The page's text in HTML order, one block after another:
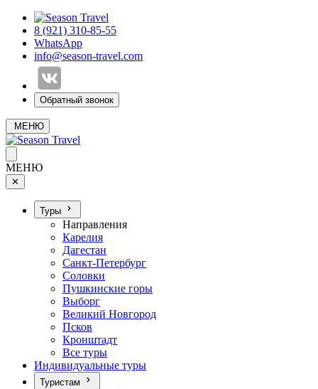
8 (921) 310-85-55
WhatsApp
info@season-travel.com
Обратный звонок
МЕНЮ
МЕНЮ
✕
Туры
Направления
Карелия
Дагестан
Санкт-Петербург
Соловки
Пушкинские горы
Выборг
Великий Новгород
Псков
Кронштадт
Все туры
Индивидуальные туры
Туристам